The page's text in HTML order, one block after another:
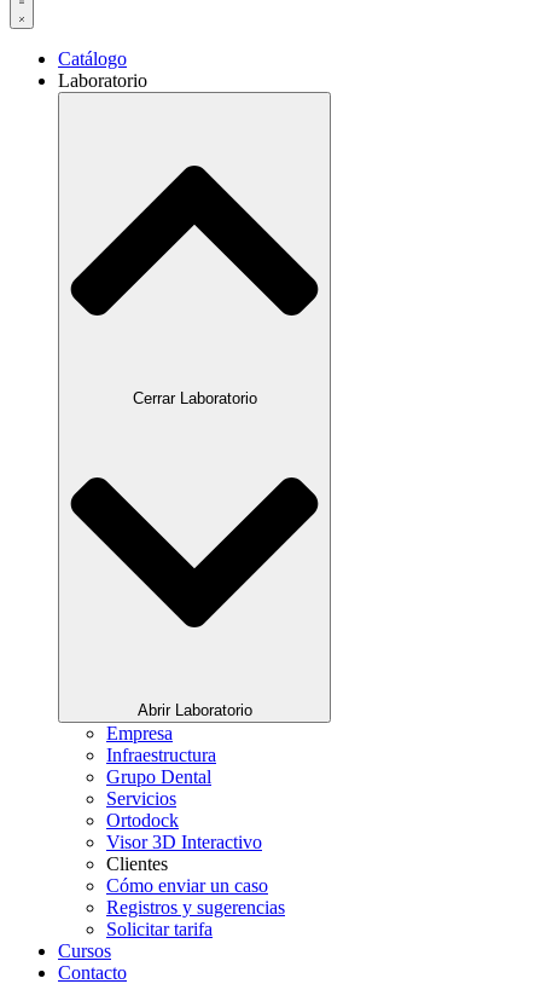
Catálogo
Laboratorio
Cerrar Laboratorio
Abrir Laboratorio
Empresa
Infraestructura
Grupo Dental
Servicios
Ortodock
Visor 3D Interactivo
Clientes
Cómo enviar un caso
Registros y sugerencias
Solicitar tarifa
Cursos
Contacto